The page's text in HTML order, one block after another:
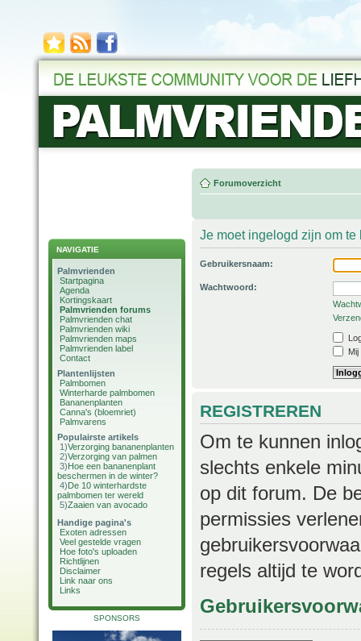
NAVIGATIE
Palmvrienden
Startpagina
Agenda
Kortingskaart
Palmvrienden forums
Palmvrienden chat
Palmvrienden wiki
Palmvrienden maps
Palmvrienden label
Contact
Plantenlijsten
Palmbomen
Winterharde palmbomen
Bananenplanten
Canna's (bloemriet)
Palmvarens
Populairste artikels
1)Verzorging bananenplanten
2)Verzorging van palmen
3)Hoe een bananenplant
beschermen in de winter?
4)De 10 winterhardste
palmbomen ter wereld
5)Zaaien van avocado
Handige pagina's
Exoten adressen
Veel gestelde vragen
Hoe foto's uploaden
Richtlijnen
Disclaimer
Link naar ons
Links
SPONSORS
Forumoverzicht
Je moet ingelogd zijn om
Gebruikersnaam:
Wachtwoord:
REGISTREREN
Om te kunnen
slechts enkele
op dit forum. De
permissies
regels altijd te